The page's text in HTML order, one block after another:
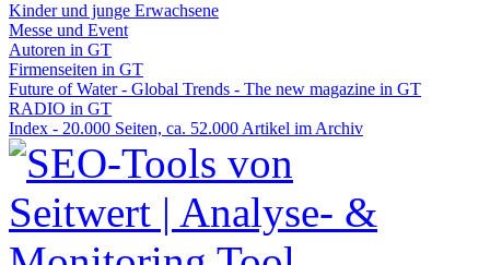
Kinder und junge Erwachsene
Messe und Event
Autoren in GT
Firmenseiten in GT
Future of Water - Global Trends - The new magazine in GT
RADIO in GT
Index - 20.000 Seiten, ca. 52.000 Artikel im Archiv